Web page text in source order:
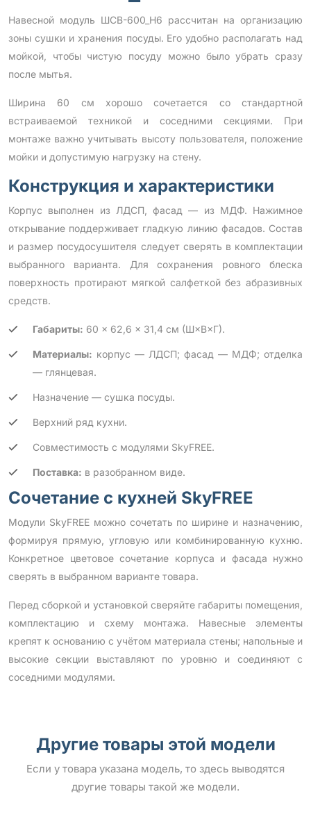
Навесной модуль ШСВ-600_Н6 рассчитан на организацию
зоны сушки и хранения посуды. Его удобно располагать над
мойкой, чтобы чистую посуду можно было убрать сразу
после мытья.
Ширина 60 см хорошо сочетается со стандартной
встраиваемой техникой и соседними секциями. При
монтаже важно учитывать высоту пользователя, положение
мойки и допустимую нагрузку на стену.
Конструкция и характеристики
Корпус выполнен из ЛДСП, фасад — из МДФ. Нажимное
открывание поддерживает гладкую линию фасадов. Состав
и размер посудосушителя следует сверять в комплектации
выбранного варианта. Для сохранения ровного блеска
поверхность протирают мягкой салфеткой без абразивных
средств.
Габариты: 60 × 62,6 × 31,4 см (Ш×В×Г).
Материалы: корпус — ЛДСП; фасад — МДФ; отделка
— глянцевая.
Назначение — сушка посуды.
Верхний ряд кухни.
Совместимость с модулями SkyFREE.
Поставка: в разобранном виде.
Сочетание с кухней SkyFREE
Модули SkyFREE можно сочетать по ширине и назначению,
формируя прямую, угловую или комбинированную кухню.
Конкретное цветовое сочетание корпуса и фасада нужно
сверять в выбранном варианте товара.
Перед сборкой и установкой сверяйте габариты помещения,
комплектацию и схему монтажа. Навесные элементы
крепят к основанию с учётом материала стены; напольные и
высокие секции выставляют по уровню и соединяют с
соседними модулями.
Другие товары этой модели
Если у товара указана модель, то здесь выводятся
другие товары такой же модели.